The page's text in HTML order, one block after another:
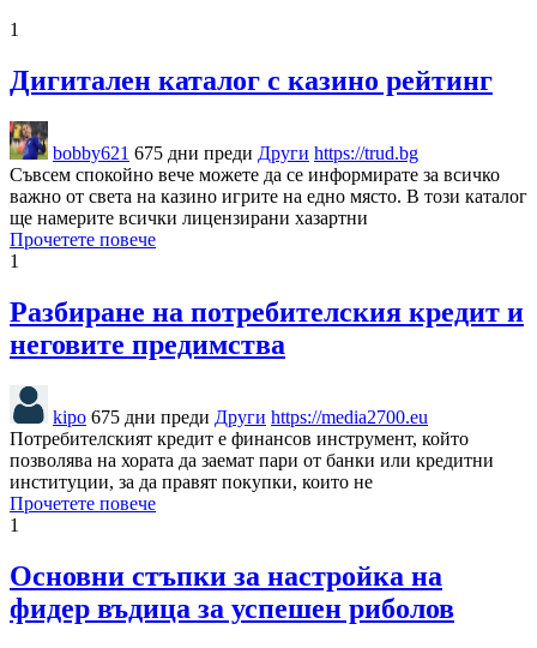
1
Дигитален каталог с казино рейтинг
bobby621 675 дни преди Други https://trud.bg
Съвсем спокойно вече можете да се информирате за всичко
важно от света на казино игрите на едно място. В този каталог
ще намерите всички лицензирани хазартни
Прочетете повече
1
Разбиране на потребителския кредит и
неговите предимства
kipo 675 дни преди Други https://media2700.eu
Потребителският кредит е финансов инструмент, който
позволява на хората да заемат пари от банки или кредитни
институции, за да правят покупки, които не
Прочетете повече
1
Основни стъпки за настройка на
фидер въдица за успешен риболов